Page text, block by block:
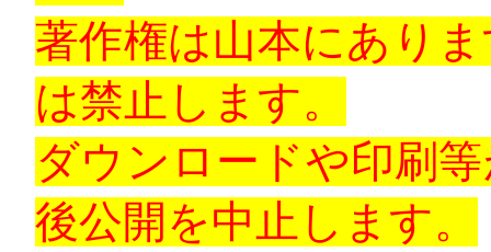
著作権は山本にあり
は禁止します。
ダウンロードや印刷
後公開を中止します。